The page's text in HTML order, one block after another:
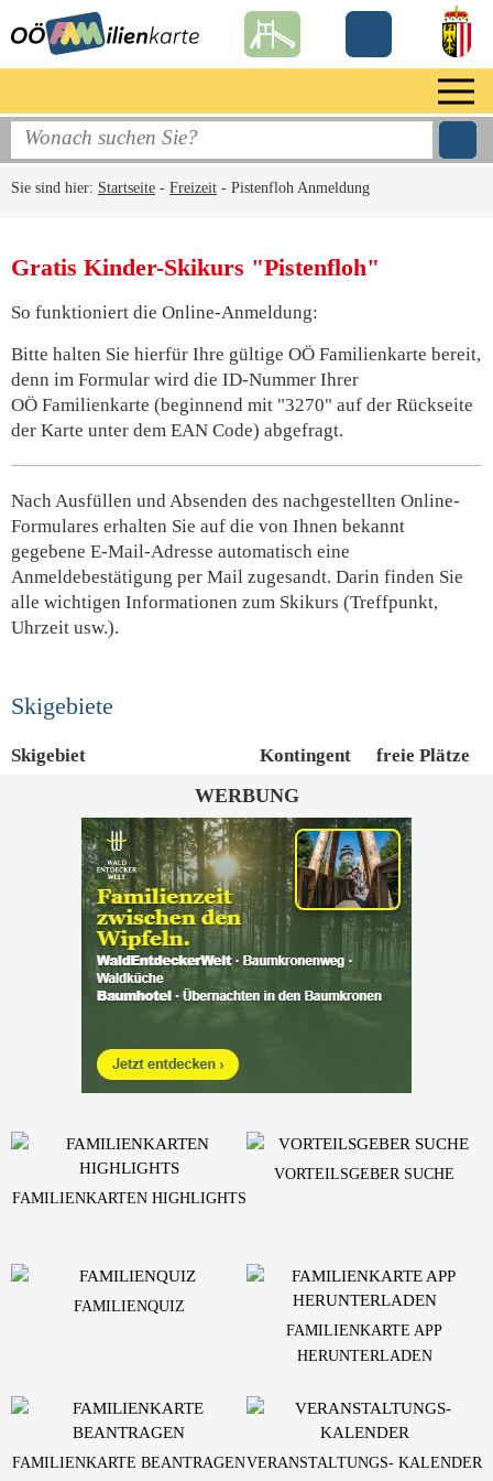
Sie sind hier: Startseite - Freizeit - Pistenfloh Anmeldung
Gratis Kinder-Skikurs "Pistenfloh"
So funktioniert die Online-Anmeldung:
Bitte halten Sie hierfür Ihre gültige OÖ Familienkarte bereit,
denn im Formular wird die ID-Nummer Ihrer
OÖ Familienkarte (beginnend mit "3270" auf der Rückseite
der Karte unter dem EAN Code) abgefragt.
Nach Ausfüllen und Absenden des nachgestellten Online-
Formulares erhalten Sie auf die von Ihnen bekannt
gegebene E-Mail-Adresse automatisch eine
Anmeldebestätigung per Mail zugesandt. Darin finden Sie
alle wichtigen Informationen zum Skikurs (Treffpunkt,
Uhrzeit usw.).
Skigebiete
Skigebiet Kontingent freie Plätze
WERBUNG
FAMILIENKARTEN HIGHLIGHTS
VORTEILSGEBER SUCHE
FAMILIENQUIZ
FAMILIENKARTE APP
HERUNTERLADEN
FAMILIENKARTE BEANTRAGENVERANSTALTUNGS- KALENDER